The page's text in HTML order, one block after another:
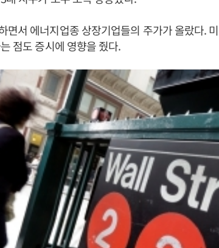
면서 에너지업종 상장기업들의 주가가 올랐다.
점도 증시에 영향을 줬다.